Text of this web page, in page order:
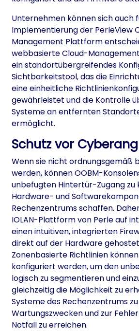
Unternehmen können sich auch
Implementierung der PerleView
Management Plattform
webbasierte Cloud-
ein standortübergreifendes
Sichtbarkeitstool, das die
eine einheitliche
gewährleistet und die Kontrolle
Systeme an entfernten
ermöglicht.
Schutz vor
Wenn sie nicht ordnungsgemäß
werden, können OOBM-
unbefugten Hintertür-Zugang zu
Hardware- und
Rechenzentrums schaffen.
IOLAN-Plattform von Perle auf
einen intuitiven, integrierten
direkt auf der Hardware
Zonenbasierte Richtlinien
konfiguriert werden, um den
logisch zu segmentieren und
gleichzeitig die Möglichkeit zu
Systeme des Rechenzentrums zu
Wartungszwecken und zur
Notfall zu erreichen.